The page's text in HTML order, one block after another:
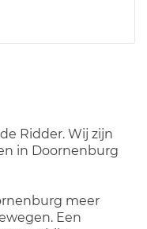
Ridder. Wij zijn
in Doornenburg
meer
Een